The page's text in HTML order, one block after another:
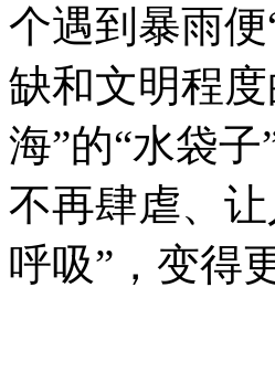
个遇到暴雨
缺和文明程
海”的“水袋
不再肆虐、
呼吸”，变得